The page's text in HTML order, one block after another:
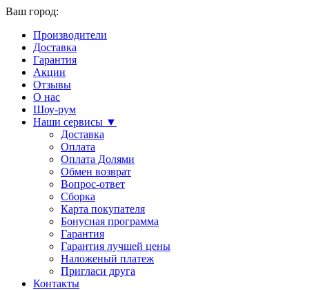
Ваш город:
Производители
Доставка
Гарантия
Акции
Отзывы
О нас
Шоу-рум
Наши сервисы ▼
Доставка
Оплата
Оплата Долями
Обмен возврат
Вопрос-ответ
Сборка
Карта покупателя
Бонусная программа
Гарантия
Гарантия лучшей цены
Наложеный платеж
Пригласи друга
Контакты